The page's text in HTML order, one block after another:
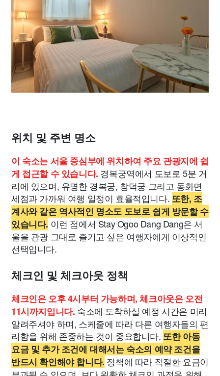
위치 및 주변 명소
이 숙소는 서울 중심부에 위치하여 주요 관광지에 쉽
게 접근할 수 있습니다. 경복궁역에서 도보로 5분 거
리에 있으며, 유명한 경복궁, 창덕궁 그리고 동화면
세점과 가까워 여행 일정이 효율적입니다. 또한, 조
계사와 같은 역사적인 명소도 도보로 쉽게 방문할 수
있습니다. 이런 점에서 Stay Ogoo Dang Dang은 서
울을 관광 그대로 즐기고 싶은 여행자에게 이상적인
선택입니다.
체크인 및 체크아웃 정책
체크인은 오후 4시부터 가능하며, 체크아웃은 오전
11시까지입니다. 숙소에 도착하실 예정 시간은 미리
알려주셔야 하며, 스케줄에 따라 다른 여행자들의 편
리함을 위해 존중하는 것이 중요합니다. 또한 아동
요금 및 추가 조건에 대해서는 숙소의 예약 조건을
반드시 확인해야 합니다. 정책에 따라 적절한 요금이